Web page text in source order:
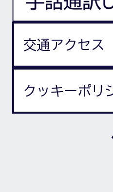
交通アクセス
クッキーポリ